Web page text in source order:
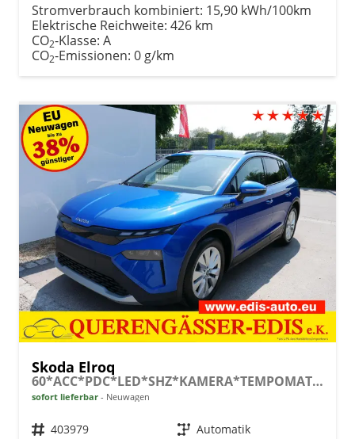
Stromverbrauch kombiniert: 15,90 kWh/100km
Elektrische Reichweite: 426 km
CO2-Klasse: A
CO2-Emissionen: 0 g/km
Skoda Elroq
60*ACC*PDC*LED*SHZ*KAMERA*TEMPOMAT*KLIMA*SMARTLINK*EL-HECKKLAPPE*19-ZOLL
sofort lieferbar Neuwagen
Fahrzeugnr. 403979 Getriebe Automatik